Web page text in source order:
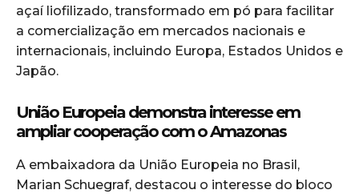
açaí liofilizado, transformado em pó para facilitar
a comercialização em mercados nacionais e
internacionais, incluindo Europa, Estados Unidos e
Japão.
União Europeia demonstra interesse em
ampliar cooperação com o Amazonas
A embaixadora da União Europeia no Brasil,
Marian Schuegraf, destacou o interesse do bloco